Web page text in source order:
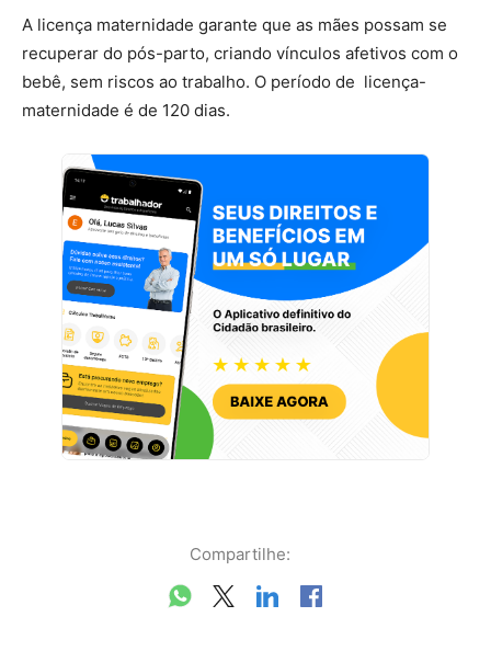
A licença maternidade garante que as mães possam se
recuperar do pós-parto, criando vínculos afetivos com o
bebê, sem riscos ao trabalho. O período de licença-
maternidade é de 120 dias.
Compartilhe: